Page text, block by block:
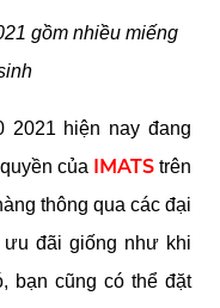
gồm nhiều miếng
2021 hiện nay đang
của
IMATS trên
thông qua các đại
ưu đãi giống như khi
bạn cũng có thể đặt